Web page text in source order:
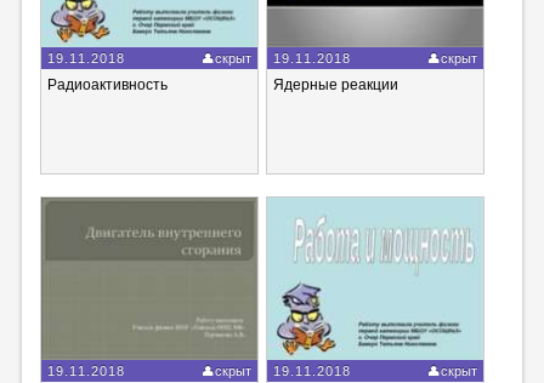
19.11.2018 скрыт
Радиоактивность
19.11.2018 скрыт
Ядерные реакции
19.11.2018 скрыт 19.11.2018 скрыт